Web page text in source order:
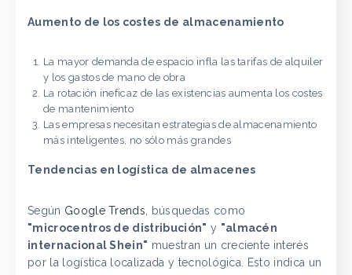
Aumento de los costes de almacenamiento
La mayor demanda de espacio infla las tarifas de alquiler
y los gastos de mano de obra
La rotación ineficaz de las existencias aumenta los costes
de mantenimiento
Las empresas necesitan estrategias de almacenamiento
más inteligentes, no sólo más grandes
Tendencias en logística de almacenes
Según Google Trends, búsquedas como
"microcentros de distribución" y "almacén
internacional Shein" muestran un creciente interés
por la logística localizada y tecnológica. Esto indica un